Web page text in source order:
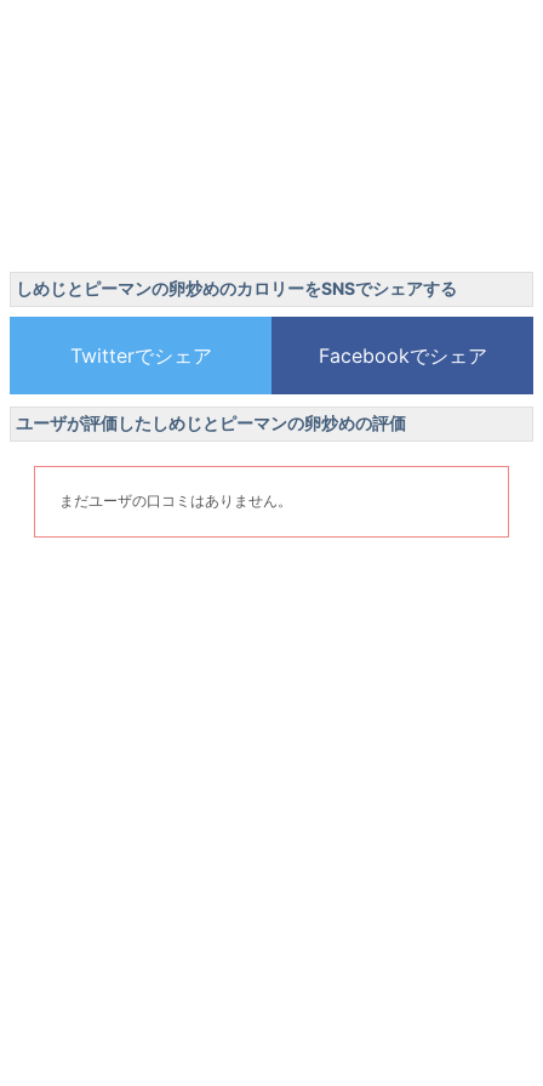
しめじとピーマンの卵炒めのカロリーをSNSでシェアする
ユーザが評価したしめじとピーマンの卵炒めの評価
まだユーザの口コミはありません。